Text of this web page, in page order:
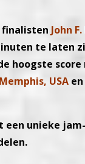
finalisten John
te laten
hoogste
USA
unieke